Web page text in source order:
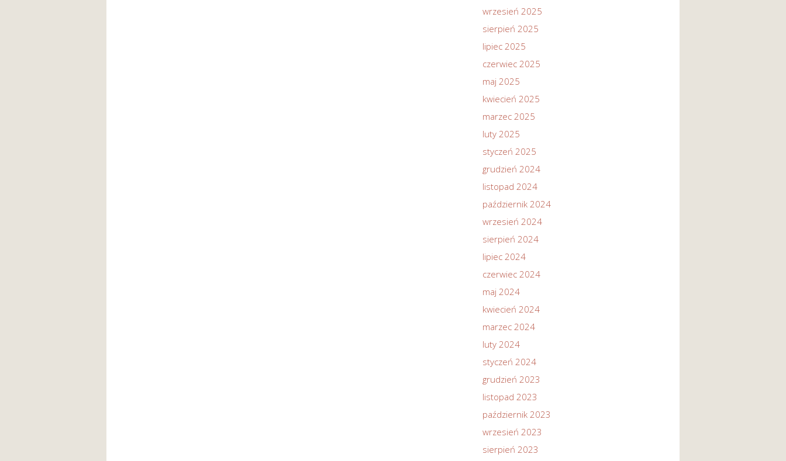
wrzesień 2025
sierpień 2025
lipiec 2025
czerwiec 2025
maj 2025
kwiecień 2025
marzec 2025
luty 2025
styczeń 2025
grudzień 2024
listopad 2024
październik 2024
wrzesień 2024
sierpień 2024
lipiec 2024
czerwiec 2024
maj 2024
kwiecień 2024
marzec 2024
luty 2024
styczeń 2024
grudzień 2023
listopad 2023
październik 2023
wrzesień 2023
sierpień 2023